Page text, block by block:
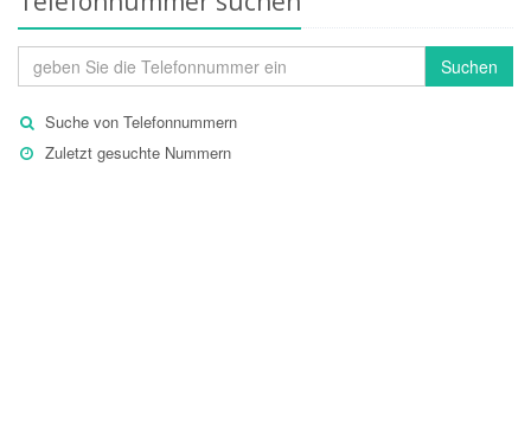
Suchen
Suche von Telefonnummern
Zuletzt gesuchte Nummern